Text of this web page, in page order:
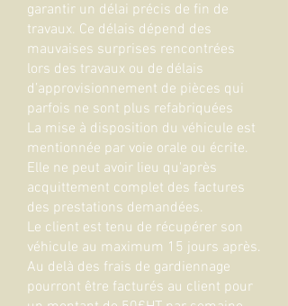
garantir un délai précis de fin de
travaux. Ce délais dépend des
mauvaises surprises rencontrées
lors des travaux ou de délais
d’approvisionnement de pièces qui
parfois ne sont plus refabriquées
La mise à disposition du véhicule est
mentionnée par voie orale ou écrite.
Elle ne peut avoir lieu qu'après
acquittement complet des factures
des prestations demandées.
Le client est tenu de récupérer son
véhicule au maximum 15 jours après.
Au delà des frais de gardiennage
pourront être facturés au client pour